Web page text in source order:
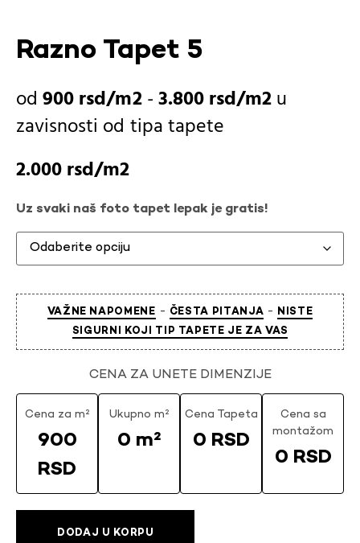
Razno Tapet 5
900rsd -3.800rsd
u
zavisnosti od tipa tapete
2.000rsd
Uz svaki naš foto tapet lepak je gratis!
VAŽNE NAPOMENE - ČESTA PITANJA - NISTE
SIGURNI KOJI TIP TAPETE JE ZA VAS
CENA ZA UNETE DIMENZIJE
Cena za m²
900
RSD
Ukupno m²
0 m²
Cena Tapeta
0 RSD
Cena sa
montažom
0 RSD
DODAJ U KORPU